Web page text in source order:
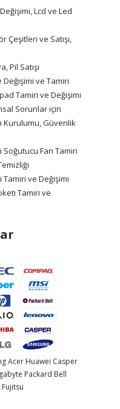
Lcd ve Led
Çeşitleri ve Satışı,
Pil Satışı
ve Tamiri
Tamiri ve Değişimi
Sorunlar için
Kurulumu, Güvenlik
Fan Tamiri
ve Değişimi
Tamiri ve
Acer Huawei Casper
Packard Bell
Fujitsu